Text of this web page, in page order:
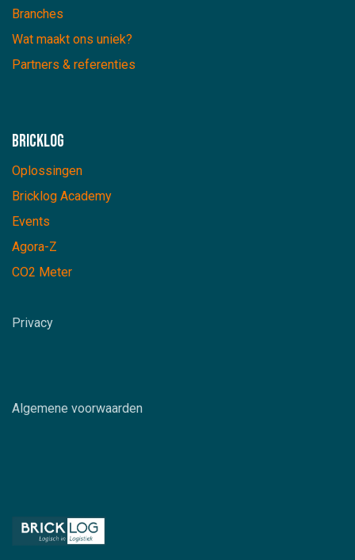
Branches
Wat maakt ons uniek?
Partners & referenties
Bricklog
Oplossingen
Bricklog Academy
Events
Agora-Z
CO2 Meter
Privacy
Algemene voorwaarden